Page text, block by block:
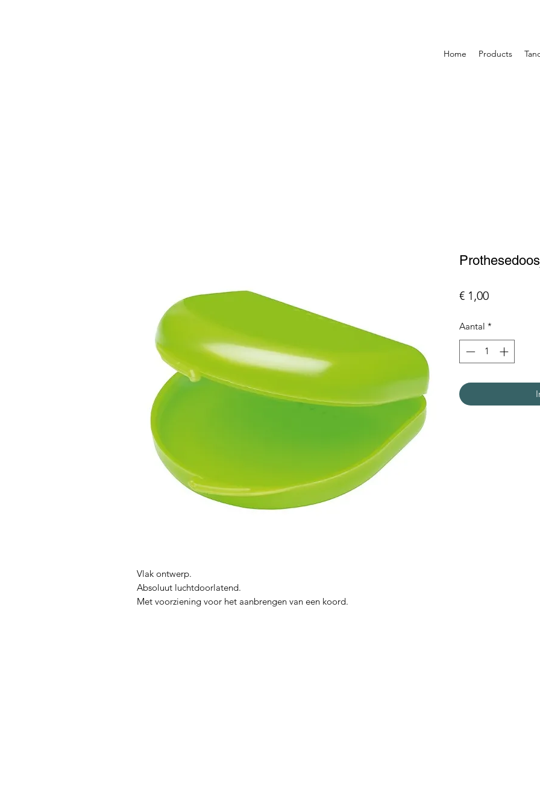
Home Products
Vlak ontwerp.
Absoluut luchtdoorlatend.
Met voorziening voor het aanbrengen van een koord.
€ 1,00Prijs
Aantal *